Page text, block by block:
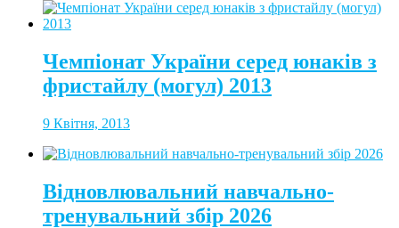
Чемпіонат України серед юнаків з
фристайлу (могул) 2013
9 Квітня, 2013
Відновлювальний навчально-
тренувальний збір 2026